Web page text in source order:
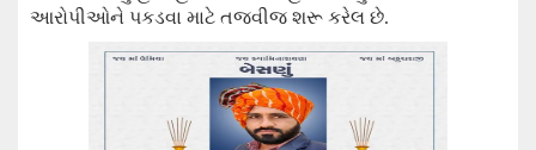
આરોપીઓને પકડવા માટે તજવીજ શરૂ કરેલ છે.